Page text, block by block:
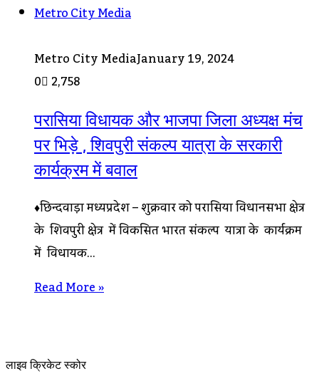
Metro City Media
Metro City MediaJanuary 19, 2024
0 2,758
परासिया विधायक और भाजपा जिला अध्यक्ष मंच
पर भिड़े , शिवपुरी संकल्प यात्रा के सरकारी
कार्यक्रम में बवाल
♦छिन्दवाड़ा मध्यप्रदेश – शुक्रवार को परासिया विधानसभा क्षेत्र
के शिवपुरी क्षेत्र में विकसित भारत संकल्प यात्रा के कार्यक्रम
में विधायक…
Read More »
लाइव क्रिकेट स्कोर